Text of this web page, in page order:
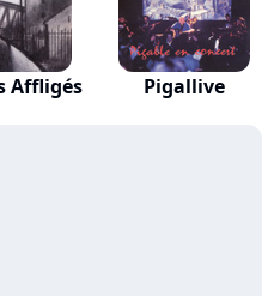
Affligés Pigallive